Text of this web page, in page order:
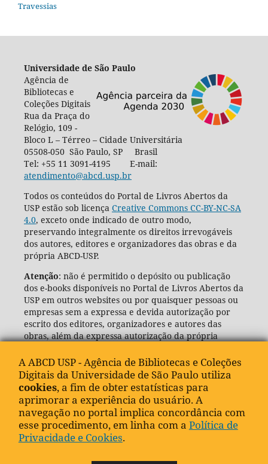
Travessias
Universidade de São Paulo
Agência de
Bibliotecas e
Coleções Digitais
Rua da Praça do
Relógio, 109 -
Bloco L – Térreo – Cidade Universitária
05508-050 São Paulo, SP Brasil
Tel: +55 11 3091-4195 E-mail:
atendimento@abcd.usp.br
Todos os conteúdos do Portal de Livros Abertos da
USP estão sob licença Creative Commons CC-BY-NC-SA
4.0, exceto onde indicado de outro modo,
preservando integralmente os direitos irrevogáveis
dos autores, editores e organizadores das obras e da
própria ABCD-USP.
Atenção: não é permitido o depósito ou publicação
dos e-books disponíveis no Portal de Livros Abertos da
USP em outros websites ou por quaisquer pessoas ou
empresas sem a expressa e devida autorização por
escrito dos editores, organizadores e autores das
obras, além da expressa autorização da própria
(ABCD-USP).
A ABCD USP - Agência de Bibliotecas e Coleções
Digitais da Universidade de São Paulo utiliza
cookies, a fim de obter estatísticas para
aprimorar a experiência do usuário. A
navegação no portal implica concordância com
esse procedimento, em linha com a Política de
Privacidade e Cookies.